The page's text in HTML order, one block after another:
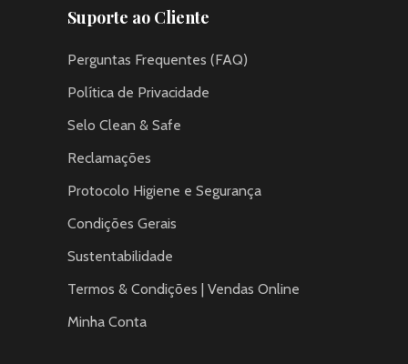
Suporte ao Cliente
Perguntas Frequentes (FAQ)
Política de Privacidade
Selo Clean & Safe
Reclamações
Protocolo Higiene e Segurança
Condições Gerais
Sustentabilidade
Termos & Condições | Vendas Online
Minha Conta